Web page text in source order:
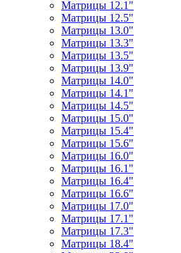
Матрицы 12.1"
Матрицы 12.5"
Матрицы 13.0"
Матрицы 13.3"
Матрицы 13.5"
Матрицы 13.9"
Матрицы 14.0"
Матрицы 14.1"
Матрицы 14.5"
Матрицы 15.0"
Матрицы 15.4"
Матрицы 15.6"
Матрицы 16.0"
Матрицы 16.1"
Матрицы 16.4"
Матрицы 16.6"
Матрицы 17.0"
Матрицы 17.1"
Матрицы 17.3"
Матрицы 18.4"